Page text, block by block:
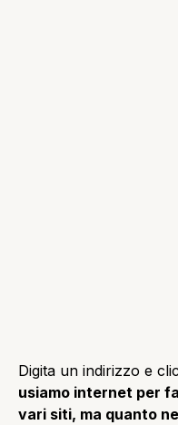
Digita un indirizzo e
usiamo internet per
vari siti, ma quanto